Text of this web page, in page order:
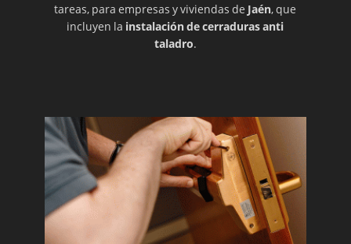
tareas, para empresas y viviendas de Jaén, que
incluyen la instalación de cerraduras anti
taladro.